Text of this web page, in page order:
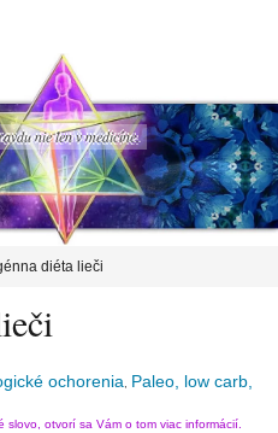
nie len v medicíne.
diéta lieči
ochorenia Paleo, low carb,
otvorí sa Vám o tom viac informácií.